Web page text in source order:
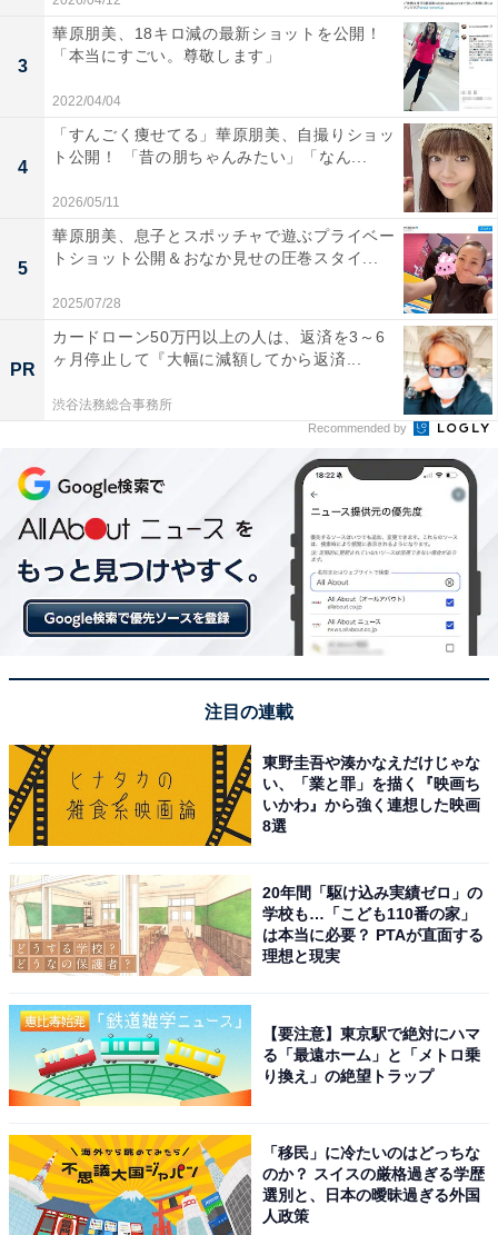
3
華原朋美、18キロ減の最新ショットを公開！
「本当にすごい。尊敬します」
2022/04/04
4
「すんごく痩せてる」華原朋美、自撮りショッ
ト公開！ 「昔の朋ちゃんみたい」「なん...
2026/05/11
5
華原朋美、息子とスポッチャで遊ぶプライベー
トショット公開＆おなか見せの圧巻スタイ...
2025/07/28
PR
カードローン50万円以上の人は、返済を3～6
ヶ月停止して『大幅に減額してから返済...
渋谷法務総合事務所
Recommended by
注目の連載
東野圭吾や湊かなえだけじゃな
い、「業と罪」を描く『映画ち
いかわ』から強く連想した映画
8選
20年間「駆け込み実績ゼロ」の
学校も…「こども110番の家」
は本当に必要？ PTAが直面する
理想と現実
【要注意】東京駅で絶対にハマ
る「最遠ホーム」と「メトロ乗
り換え」の絶望トラップ
「移民」に冷たいのはどっちな
のか？ スイスの厳格過ぎる学歴
選別と、日本の曖昧過ぎる外国
人政策